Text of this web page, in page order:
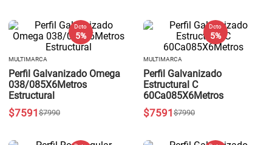
Dcto
5 %
MULTIMARCA
Perfil Galvanizado Omega
038/085X6Metros
Estructural
$7990
$7591
Dcto
5 %
MULTIMARCA
Perfil Galvanizado
Estructural C
60Ca085X6Metros
$7990
$7591